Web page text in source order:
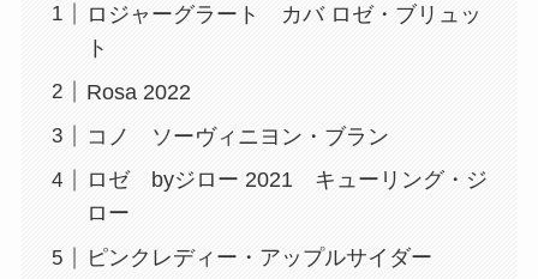
ロジャーグラート カバ ロゼ・ブリュッ
ト
Rosa 2022
コノ ソーヴィニヨン・ブラン
ロゼ byジロー 2021 キューリング・ジ
ロー
ピンクレディー・アップルサイダー